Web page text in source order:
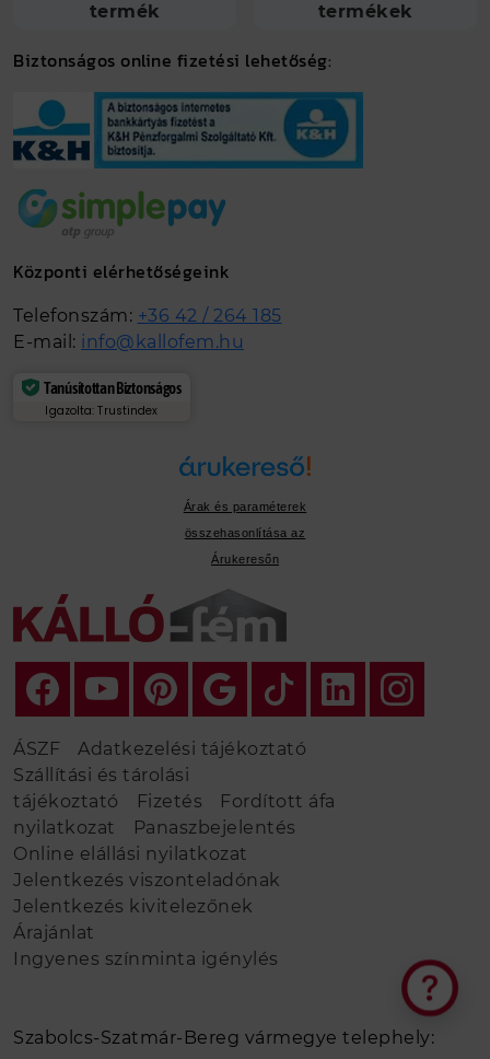
termék
termékek
Biztonságos online fizetési lehetőség:
Központi elérhetőségeink
Telefonszám: +36 42 / 264 185
E-mail: info@kallofem.hu
Tanúsítottan Biztonságos
Igazolta: Trustindex
Árak és paraméterek
összehasonlítása az
Árukeresőn
ÁSZF
Adatkezelési tájékoztató
Szállítási és tárolási
tájékoztató
Fizetés
Fordított áfa
nyilatkozat
Panaszbejelentés
Online elállási nyilatkozat
Jelentkezés viszonteladónak
Jelentkezés kivitelezőnek
Árajánlat
Ingyenes színminta igénylés
Szabolcs-Szatmár-Bereg vármegye telephely: